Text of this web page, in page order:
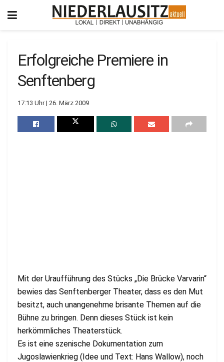
Erfolgreiche Premiere in
Senftenberg
17:13 Uhr | 26. März 2009
Mit der Uraufführung des Stücks „Die Brücke Varvarin“
bewies das Senftenberger Theater, dass es den Mut
besitzt, auch unangenehme brisante Themen auf die
Bühne zu bringen. Denn dieses Stück ist kein
herkömmliches Theaterstück.
Es ist eine szenische Dokumentation zum
Jugoslawienkrieg (Idee und Text: Hans Wallow), noch